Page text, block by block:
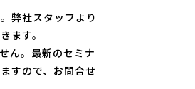
弊社スタッフより
ます。
ん。最新のセミナ
すので、お問合せ